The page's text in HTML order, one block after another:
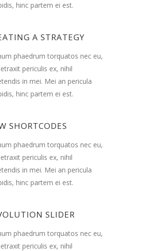
hinc partem ei est.
A STRATEGY
phaedrum torquatos nec eu,
periculis ex, nihil
in mei. Mei an pericula
hinc partem ei est.
SHORTCODES
phaedrum torquatos nec eu,
periculis ex, nihil
in mei. Mei an pericula
hinc partem ei est.
SLIDER
phaedrum torquatos nec eu,
periculis ex, nihil